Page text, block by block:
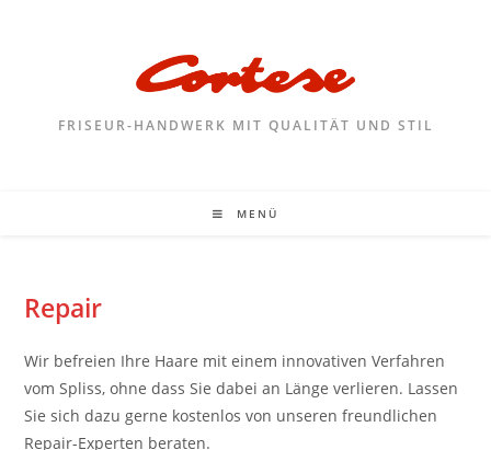
FRISEUR-HANDWERK MIT QUALITÄT UND STIL
MENÜ
Repair
Wir befreien Ihre Haare mit einem innovativen Verfahren
vom Spliss, ohne dass Sie dabei an Länge verlieren. Lassen
Sie sich dazu gerne kostenlos von unseren freundlichen
Repair-Experten beraten.